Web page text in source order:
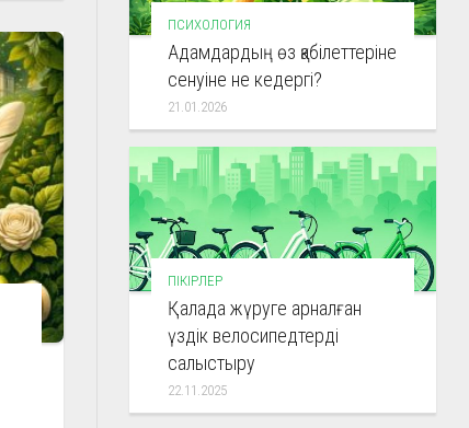
ПСИХОЛОГИЯ
Адамдардың өз қабілеттеріне
сенуіне не кедергі?
21.01.2026
ПІКІРЛЕР
Қалада жүруге арналған
үздік велосипедтерді
салыстыру
22.11.2025